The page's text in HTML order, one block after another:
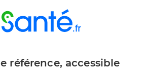
référence, accessible